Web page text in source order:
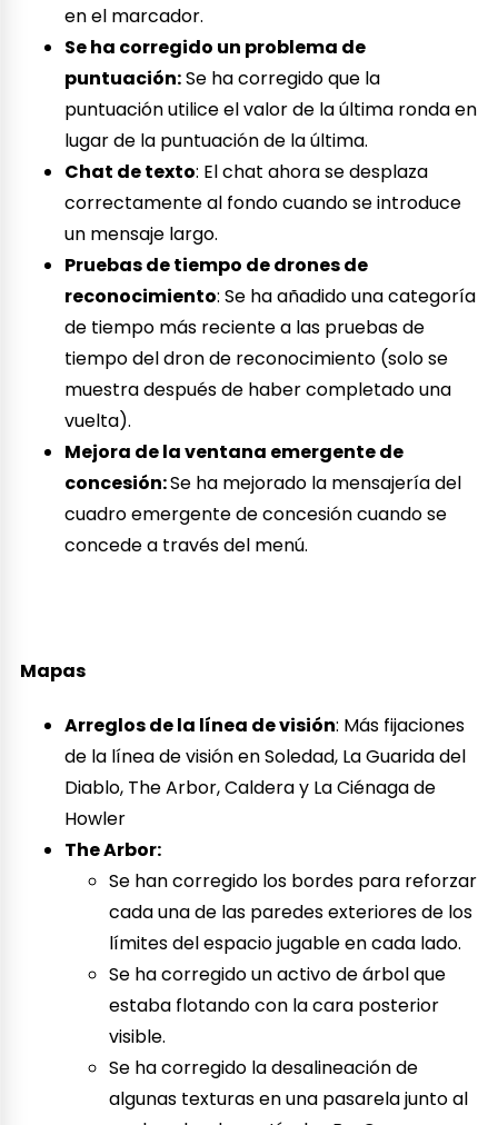
en el marcador.
Se ha corregido un problema de
puntuación:Se ha corregido que la
puntuación utilice el valor de la última ronda en
lugar de la puntuación de la última.
Chat de texto: El chat ahora se desplaza
correctamente al fondo cuando se introduce
un mensaje largo.
Pruebas de tiempo de drones de
reconocimiento: Se ha añadido una categoría
de tiempo más reciente a las pruebas de
tiempo del dron de reconocimiento (solo se
muestra después de haber completado una
vuelta).
Mejora de la ventana emergente de
concesión:Se ha mejorado la mensajería del
cuadro emergente de concesión cuando se
concede a través del menú.
Mapas
Arreglos de la línea de visión: Más fijaciones
de la línea de visión en Soledad, La Guarida del
Diablo, The Arbor, Caldera y La Ciénaga de
Howler
The Arbor:
Se han corregido los bordes para reforzar
cada una de las paredes exteriores de los
límites del espacio jugable en cada lado.
Se ha corregido un activo de árbol que
estaba flotando con la cara posterior
visible.
Se ha corregido la desalineación de
algunas texturas en una pasarela junto al